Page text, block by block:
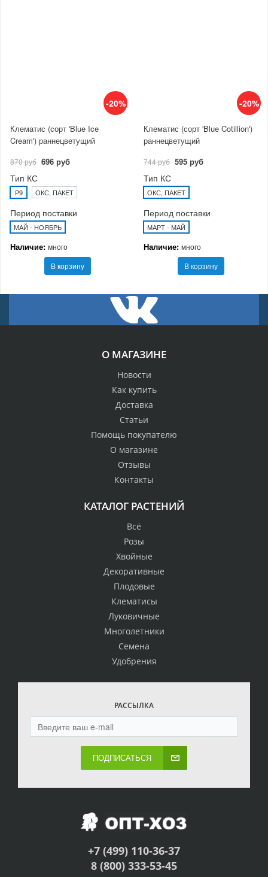
-20%
Клематис (сорт 'Blue Ice
Cream') раннецветущий
870 руб 696 руб
Тип КС
P9 ОКС, ПАКЕТ
Период поставки
МАЙ - НОЯБРЬ
Наличие: много
В корзину
-20%
Клематис (сорт 'Blue Cotillion')
раннецветущий
744 руб 595 руб
Тип КС
ОКС, ПАКЕТ
Период поставки
МАРТ - МАЙ
Наличие: много
В корзину
О МАГАЗИНЕ
Новости
Как купить
Доставка
Статьи
Помощь покупателю
О магазине
Отзывы
Контакты
КАТАЛОГ РАСТЕНИЙ
Всё
Розы
Хвойные
Декоративные
Плодовые
Клематисы
Луковичные
Многолетники
Семена
Удобрения
РАССЫЛКА
ПОДПИСАТЬСЯ
+7 (499) 110-36-37
8 (800) 333-53-45